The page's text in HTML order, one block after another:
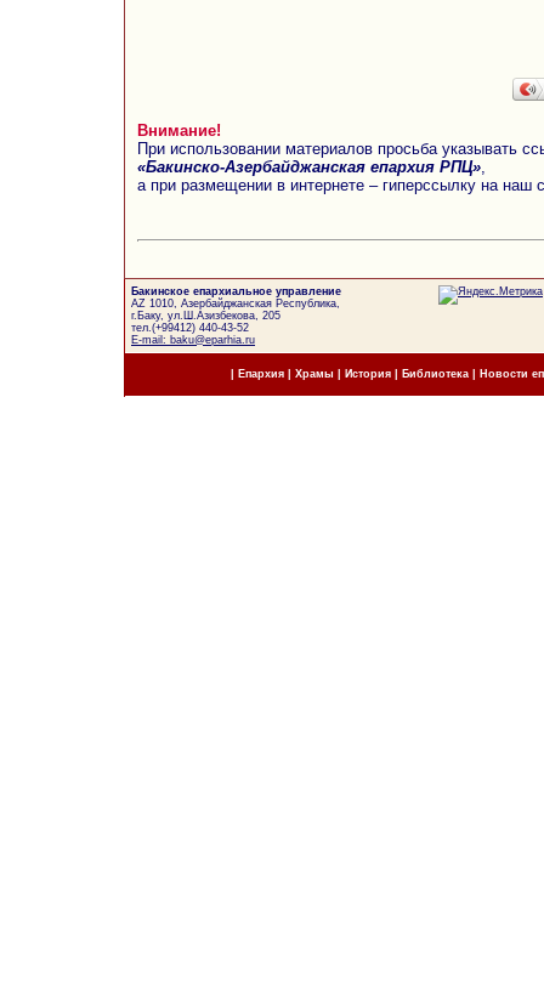
Внимание!
При использовании материалов просьба указывать
«Бакинско-Азербайджанская епархия РПЦ»
а при размещении в интернете – гиперссылку на наш
Бакинское епархиальное управление
AZ 1010, Азербайджанская Республика,
г.Баку, ул.Ш.Азизбекова, 205
тел.(+99412) 440-43-52
E-mail: baku@eparhia.ru
Епархия| Храмы История| Библиотека Новости